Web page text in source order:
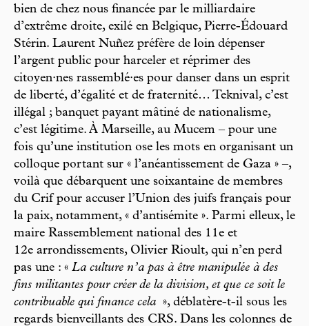
bien de chez nous financée par le milliardaire
d’extrême droite, exilé en Belgique, Pierre-Édouard
Stérin. Laurent Nuñez préfère de loin dépenser
l’argent public pour harceler et réprimer des
citoyen·nes rassemblé·es pour danser dans un esprit
de liberté, d’égalité et de fraternité… Teknival, c’est
illégal ; banquet payant mâtiné de nationalisme,
c’est légitime. À Marseille, au Mucem – pour une
fois qu’une institution ose les mots en organisant un
colloque portant sur « l’anéantissement de Gaza » –,
voilà que débarquent une soixantaine de membres
du Crif pour accuser l’Union des juifs français pour
la paix, notamment, « d’antisémite ». Parmi elleux, le
maire Rassemblement national des 11e et
12e arrondissements, Olivier Rioult, qui n’en perd
pas une : « La culture n’a pas à être manipulée à des
fins militantes pour créer de la division, et que ce soit le
contribuable qui finance cela », déblatère-t-il sous les
regards bienveillants des CRS. Dans les colonnes de